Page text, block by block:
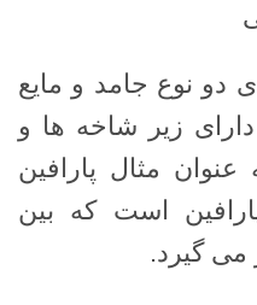
دو نوع جامد و مایع
زیر شاخه ها و
عنوان مثال پارافین
است که بین
می گیرد.